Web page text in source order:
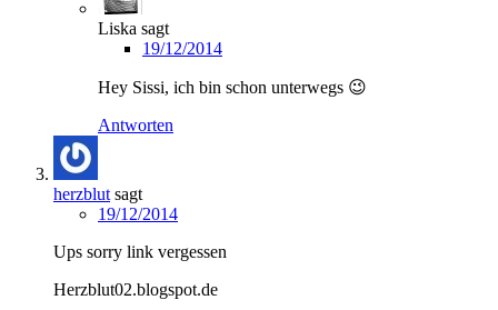
Liska sagt
19/12/2014
Hey Sissi, ich bin schon unterwegs 😉
Antworten
herzblut sagt
19/12/2014
Ups sorry link vergessen
Herzblut02.blogspot.de